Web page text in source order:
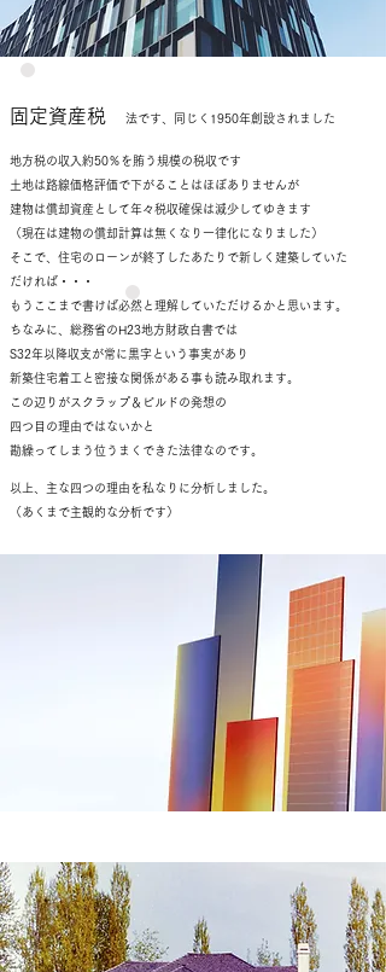
固定資産税 法です、同じく1950年創設されました
地方税の収入約50％を賄う規模の税収です
土地は路線価格評価で下がることはほぼありませんが
建物は償却資産として年々税収確保は減少してゆきます
（現在は建物の償却計算は無くなり一律化になりました）
そこで、住宅のローンが終了したあたりで新しく建築していた
だければ・・・
もうここまで書けば必然と理解していただけるかと思います。
ちなみに、総務省のH23地方財政白書では
S32年以降収支が常に黒字という事実があり
新築住宅着工と密接な関係がある事も読み取れます。
この辺りがスクラップ＆ビルドの発想の
四つ目の理由ではないかと
勘繰ってしまう位うまくできた法律なのです。
以上、主な四つの理由を私なりに分析しました。
（あくまで主観的な分析です）